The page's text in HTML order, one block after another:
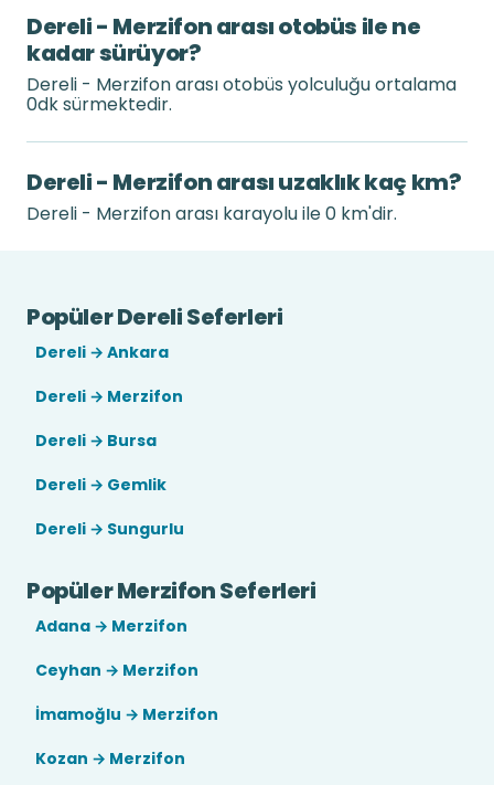
Dereli - Merzifon arası otobüs ile ne
kadar sürüyor?
Dereli - Merzifon arası otobüs yolculuğu ortalama
0dk sürmektedir.
Dereli - Merzifon arası uzaklık kaç km?
Dereli - Merzifon arası karayolu ile 0 km'dir.
Popüler Dereli Seferleri
Dereli → Ankara
Dereli → Merzifon
Dereli → Bursa
Dereli → Gemlik
Dereli → Sungurlu
Popüler Merzifon Seferleri
Adana → Merzifon
Ceyhan → Merzifon
İmamoğlu → Merzifon
Kozan → Merzifon